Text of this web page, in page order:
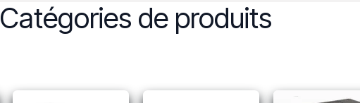
Catégories de produits